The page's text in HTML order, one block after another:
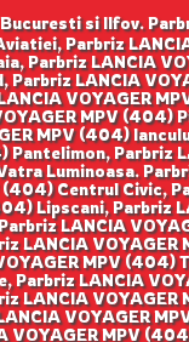
si Ilfov.
Parbriz
Parbriz LANCIA
LANCIA
VOYAGER
MPV
MPV (404)
Parbriz
Luminoasa.
Centrul Civic,
Lipscani, Parbriz
LANCIA
MPV
LANCIA
VOYAGER
VOYAGER
VOYAGER MPV